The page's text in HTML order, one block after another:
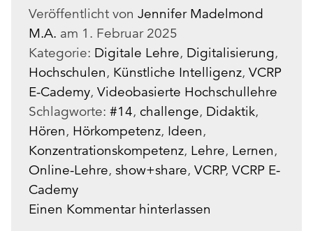
Veröffentlicht von Jennifer Madelmond
M.A. am 1. Februar 2025
Kategorie: Digitale Lehre, Digitalisierung,
Hochschulen, Künstliche Intelligenz, VCRP
E-Cademy, Videobasierte Hochschullehre
Schlagworte: #14, challenge, Didaktik,
Hören, Hörkompetenz, Ideen,
Konzentrationskompetenz, Lehre, Lernen,
Online-Lehre, show+share, VCRP, VCRP E-
Cademy
Einen Kommentar hinterlassen